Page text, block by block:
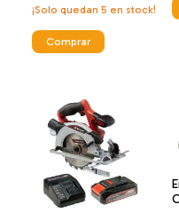
¡Solo quedan 5 en stock!